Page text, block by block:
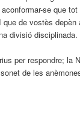
se que
de vostès depèn
divisió disciplinada.
per respondre; la
de les